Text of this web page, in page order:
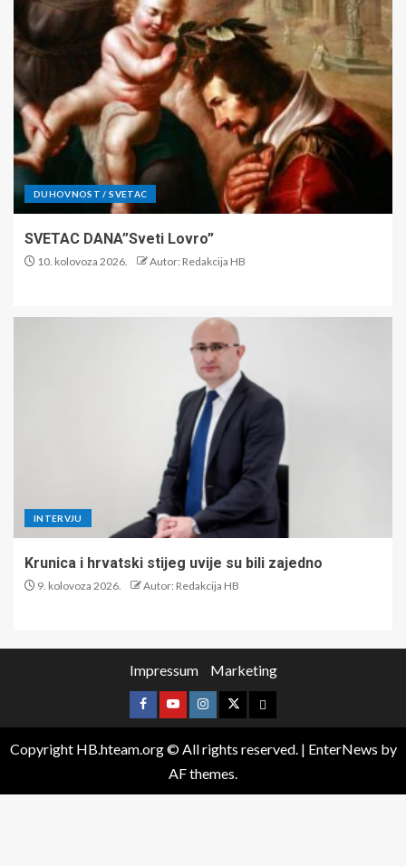
DUHOVNOST / SVETAC
SVETAC DANA”Sveti Lovro”
10. kolovoza 2026. Autor: Redakcija HB
INTERVJU
Krunica i hrvatski stijeg uvije su bili zajedno
9. kolovoza 2026. Autor: Redakcija HB
Impressum Marketing
Copyright HB.hteam.org © All rights reserved. | EnterNews by
AF themes.